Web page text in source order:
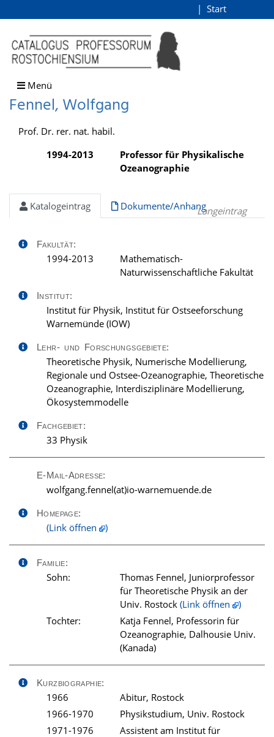
Fennel, Wolfgang
direkt zum Inhalt
Start
Menü
Fennel, Wolfgang
Prof. Dr. rer. nat. habil.
1994-2013
Professor für Physikalische
Ozeanographie
Katalogeintrag Dokumente/AnhangLangeintrag
Fakultät:
1994-2013
Mathematisch-
Naturwissenschaftliche Fakultät
Institut:
Institut für Physik, Institut für Ostseeforschung
Warnemünde (IOW)
Lehr- und Forschungsgebiete:
Theoretische Physik, Numerische Modellierung,
Regionale und Ostsee-Ozeanographie, Theoretische
Ozeanographie, Interdisziplinäre Modellierung,
Ökosystemmodelle
Fachgebiet:
33 Physik
E-Mail-Adresse:
ed.edneumenraw-oi(ta)lennef.gnagflow
Homepage:
(Link öffnen )
Familie:
Sohn:
Thomas Fennel, Juniorprofessor
für Theoretische Physik an der
Univ. Rostock (Link öffnen
)
Tochter:
Katja Fennel, Professorin für
Ozeanographie, Dalhousie Univ.
(Kanada)
Kurzbiographie:
1966
Abitur, Rostock
1966-1970
Physikstudium, Univ. Rostock
1971-1976
Assistent am Institut für